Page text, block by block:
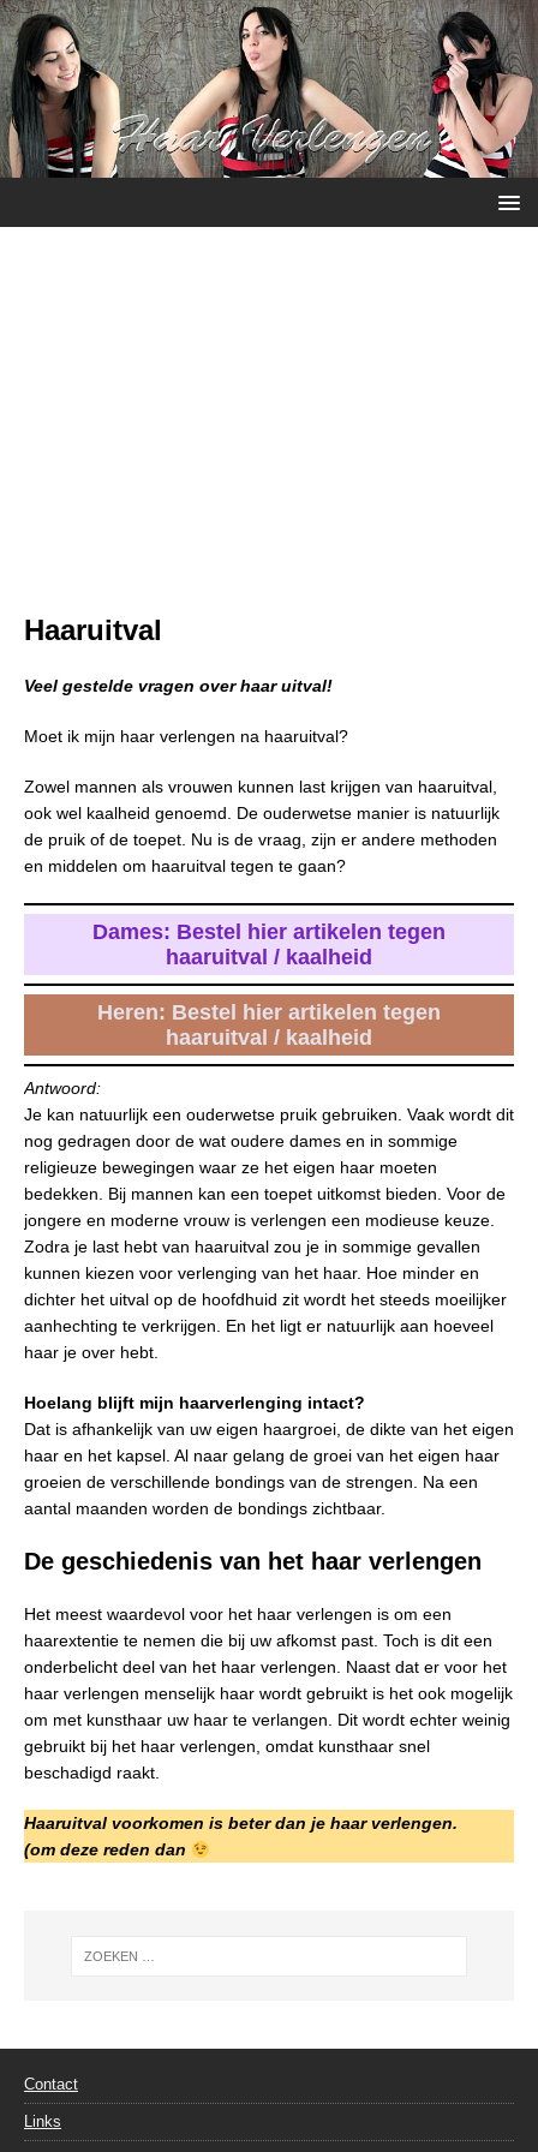
Haaruitval
Veel gestelde vragen over haar uitval!
Moet ik mijn haar verlengen na haaruitval?
Zowel mannen als vrouwen kunnen last krijgen van haaruitval,
ook wel kaalheid genoemd. De ouderwetse manier is natuurlijk
de pruik of de toepet. Nu is de vraag, zijn er andere methoden
en middelen om haaruitval tegen te gaan?
Dames: Bestel hier artikelen tegen
haaruitval / kaalheid
Heren: Bestel hier artikelen tegen
haaruitval / kaalheid
Antwoord:
Je kan natuurlijk een ouderwetse pruik gebruiken. Vaak wordt dit
nog gedragen door de wat oudere dames en in sommige
religieuze bewegingen waar ze het eigen haar moeten
bedekken. Bij mannen kan een toepet uitkomst bieden. Voor de
jongere en moderne vrouw is verlengen een modieuse keuze.
Zodra je last hebt van haaruitval zou je in sommige gevallen
kunnen kiezen voor verlenging van het haar. Hoe minder en
dichter het uitval op de hoofdhuid zit wordt het steeds moeilijker
aanhechting te verkrijgen. En het ligt er natuurlijk aan hoeveel
haar je over hebt.
Hoelang blijft mijn haarverlenging intact?
Dat is afhankelijk van uw eigen haargroei, de dikte van het eigen
haar en het kapsel. Al naar gelang de groei van het eigen haar
groeien de verschillende bondings van de strengen. Na een
aantal maanden worden de bondings zichtbaar.
De geschiedenis van het haar verlengen
Het meest waardevol voor het haar verlengen is om een
haarextentie te nemen die bij uw afkomst past. Toch is dit een
onderbelicht deel van het haar verlengen. Naast dat er voor het
haar verlengen menselijk haar wordt gebruikt is het ook mogelijk
om met kunsthaar uw haar te verlangen. Dit wordt echter weinig
gebruikt bij het haar verlengen, omdat kunsthaar snel
beschadigd raakt.
Haaruitval voorkomen is beter dan je haar verlengen.
(om deze reden dan
Contact
Links